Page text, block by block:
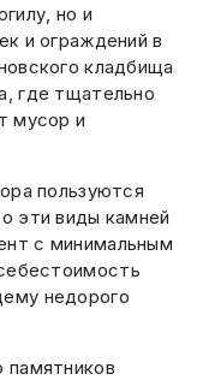
но и
и ограждений в
кладбища
где тщательно
мусор и
пользуются
эти виды камней
с минимальным
недорого
памятников